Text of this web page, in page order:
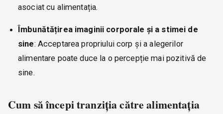
asociat cu alimentația.
Îmbunătățirea imaginii corporale și a stimei de
sine: Acceptarea propriului corp și a alegerilor
alimentare poate duce la o percepție mai pozitivă de
sine.
Cum să începi tranziția către alimentația